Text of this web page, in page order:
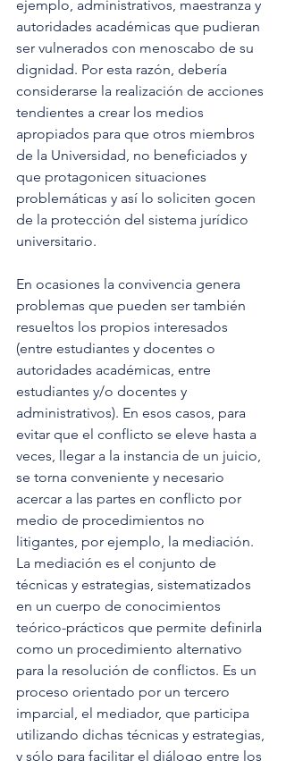
ejemplo, administrativos, maestranza y
autoridades académicas que pudieran
ser vulnerados con menoscabo de su
dignidad. Por esta razón, debería
considerarse la realización de acciones
tendientes a crear los medios
apropiados para que otros miembros
de la Universidad, no beneficiados y
que protagonicen situaciones
problemáticas y así lo soliciten gocen
de la protección del sistema jurídico
universitario.
En ocasiones la convivencia genera
problemas que pueden ser también
resueltos los propios interesados
(entre estudiantes y docentes o
autoridades académicas, entre
estudiantes y/o docentes y
administrativos). En esos casos, para
evitar que el conflicto se eleve hasta a
veces, llegar a la instancia de un juicio,
se torna conveniente y necesario
acercar a las partes en conflicto por
medio de procedimientos no
litigantes, por ejemplo, la mediación.
La mediación es el conjunto de
técnicas y estrategias, sistematizados
en un cuerpo de conocimientos
teórico-prácticos que permite definirla
como un procedimiento alternativo
para la resolución de conflictos. Es un
proceso orientado por un tercero
imparcial, el mediador, que participa
utilizando dichas técnicas y estrategias,
y sólo para facilitar el diálogo entre los